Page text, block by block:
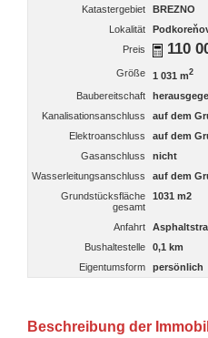
Katastergebiet
BREZNO
Lokalität
Preis
110
Größe 1 031 m2
Baubereitschaft
Kanalisationsanschluss
auf dem
Elektroanschluss
auf dem
Gasanschluss
nicht
Wasserleitungsanschluss
auf dem
Grundstücksfläche
gesamt
1031 m2
Anfahrt
Bushaltestelle
0,1 km
Eigentumsform
persönlich
Beschreibung der